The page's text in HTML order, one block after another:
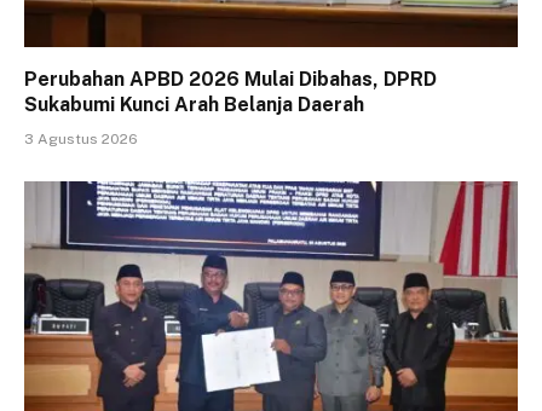
Perubahan APBD 2026 Mulai Dibahas, DPRD
Sukabumi Kunci Arah Belanja Daerah
3 Agustus 2026